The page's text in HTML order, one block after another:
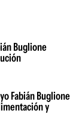
Buglione
Fabián Buglione
y